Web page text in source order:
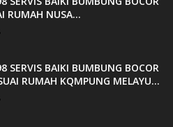
RUMAH NUSA...
SERVIS BAIKI BUMBUNG BOCOR
RUMAH KQMPUNG MELAYU...